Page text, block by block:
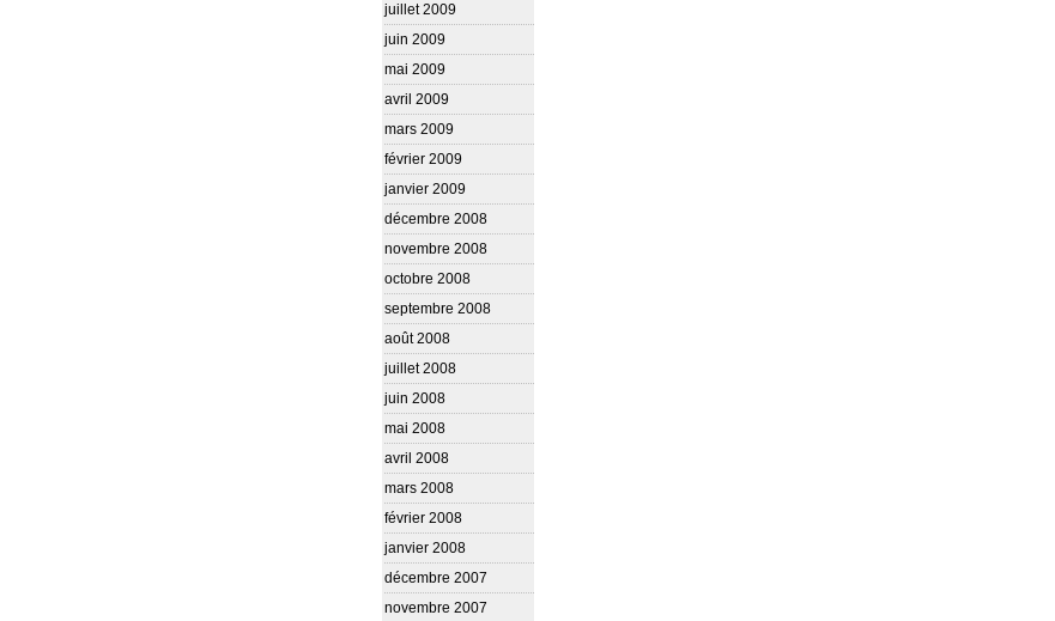
juillet 2009
juin 2009
mai 2009
avril 2009
mars 2009
février 2009
janvier 2009
décembre 2008
novembre 2008
octobre 2008
septembre 2008
août 2008
juillet 2008
juin 2008
mai 2008
avril 2008
mars 2008
février 2008
janvier 2008
décembre 2007
novembre 2007